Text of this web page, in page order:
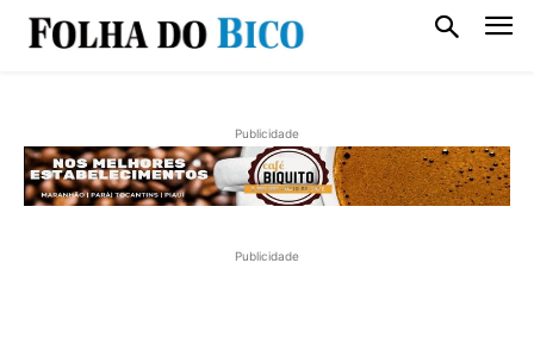
Publicidade
Publicidade